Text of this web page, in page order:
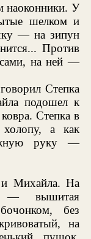
наоконники. У
шелком и
— на зипун
Против
на ней —
Степка
подошел к
Степка в
а как
руку —
Михайла. На
— вышитая
без
на